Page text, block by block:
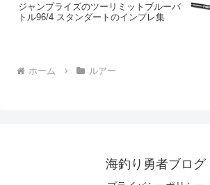
ジャンプライズのツーリミットブルーバ
トル96/4 スタンダートのインプレ集
ホーム ルアー
海釣り勇者ブログ